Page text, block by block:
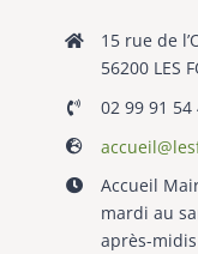
15 rue de
56200 LES
02 99 91 54
Accueil
mardi au
après-